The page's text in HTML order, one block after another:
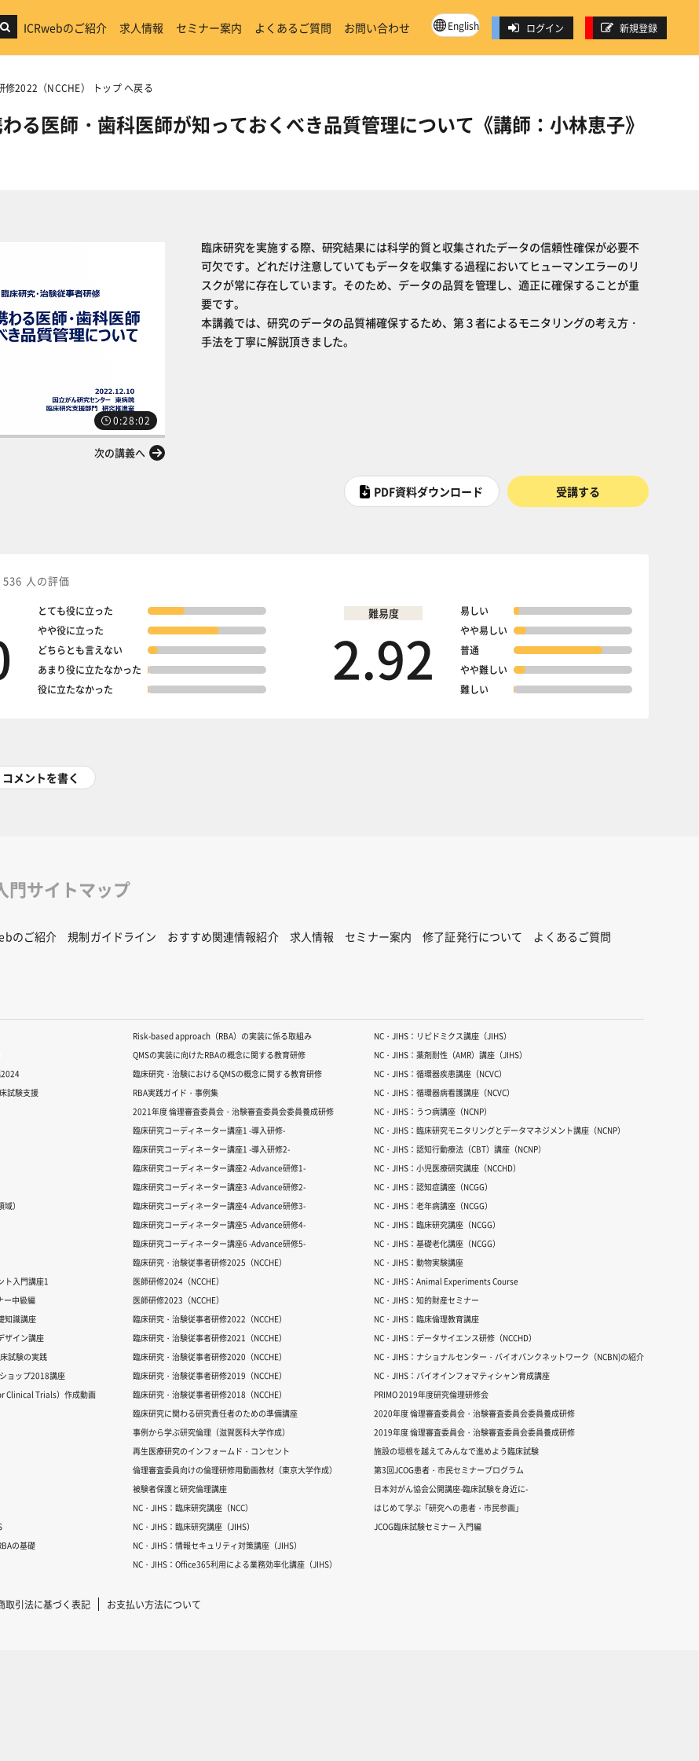
ICRwebのご紹介 求人情報 セミナー案内 よくあるご質問 お問い合わせ English ログイン 新規登録
修2022（NCCHE） トップ へ戻る
る医師・歯科医師が知っておくべき品質管理について《講師：小林恵子》
0:28:02
次の講義へ
臨床研究を実施する際、研究結果には科学的質と収集されたデータの信頼性確保が必要不
可欠です。どれだけ注意していてもデータを収集する過程においてヒューマンエラーのリ
スクが常に存在しています。そのため、データの品質を管理し、適正に確保することが重
要です。
本講義では、研究のデータの品質補確保するため、第３者によるモニタリングの考え方・
手法を丁寧に解説頂きました。
PDF資料ダウンロード 受講する
536 人の評価
とても役に立った
やや役に立った
どちらとも言えない
あまり役に立たなかった
役に立たなかった
難易度
2.92
易しい
やや易しい
普通
やや難しい
難しい
コメントを書く
門サイトマップ
のご紹介 規制ガイドライン おすすめ関連情報紹介 求人情報 セミナー案内 修了証発行について
よくあるご質問
2024
試験支援
）
ト入門講座1
ー中級編
知識講座
ザイン講座
試験の実践
ショップ2018講座
Clinical Trials）作成動画
の基礎
Risk-based approach（RBA）の実装に係る取組み
QMSの実装に向けたRBAの概念に関する教育研修
臨床研究・治験におけるQMSの概念に関する教育研修
RBA実践ガイド・事例集
2021年度 倫理審査委員会・治験審査委員会委員養成研修
臨床研究コーディネーター講座1 -導入研修-
臨床研究コーディネーター講座1 -導入研修2-
臨床研究コーディネーター講座2 -Advance研修1-
臨床研究コーディネーター講座3 -Advance研修2-
臨床研究コーディネーター講座4 -Advance研修3-
臨床研究コーディネーター講座5 -Advance研修4-
臨床研究コーディネーター講座6 -Advance研修5-
臨床研究・治験従事者研修2025（NCCHE）
医師研修2024（NCCHE）
医師研修2023（NCCHE）
臨床研究・治験従事者研修2022（NCCHE）
臨床研究・治験従事者研修2021（NCCHE）
臨床研究・治験従事者研修2020（NCCHE）
臨床研究・治験従事者研修2019（NCCHE）
臨床研究・治験従事者研修2018（NCCHE）
臨床研究に関わる研究責任者のための準備講座
事例から学ぶ研究倫理（滋賀医科大学作成）
再生医療研究のインフォームド・コンセント
倫理審査委員向けの倫理研修用動画教材（東京大学作成）
被験者保護と研究倫理講座
NC・JIHS：臨床研究講座（NCC）
NC・JIHS：臨床研究講座（JIHS）
NC・JIHS：情報セキュリティ対策講座（JIHS）
NC・JIHS：Office365利用による業務効率化講座（JIHS）
NC・JIHS：リピドミクス講座（JIHS）
NC・JIHS：薬剤耐性（AMR）講座（JIHS）
NC・JIHS：循環器疾患講座（NCVC）
NC・JIHS：循環器病看護講座（NCVC）
NC・JIHS：うつ病講座（NCNP）
NC・JIHS：臨床研究モニタリングとデータマネジメント講座（NCNP）
NC・JIHS：認知行動療法（CBT）講座（NCNP）
NC・JIHS：小児医療研究講座（NCCHD）
NC・JIHS：認知症講座（NCGG）
NC・JIHS：老年病講座（NCGG）
NC・JIHS：臨床研究講座（NCGG）
NC・JIHS：基礎老化講座（NCGG）
NC・JIHS：動物実験講座
NC・JIHS：Animal Experiments Course
NC・JIHS：知的財産セミナー
NC・JIHS：臨床倫理教育講座
NC・JIHS：データサイエンス研修（NCCHD）
NC・JIHS：ナショナルセンター・バイオバンクネットワーク（NCBN)の紹介
NC・JIHS：バイオインフォマティシャン育成講座
PRIMO 2019年度研究倫理研修会
2020年度 倫理審査委員会・治験審査委員会委員養成研修
2019年度 倫理審査委員会・治験審査委員会委員養成研修
施設の垣根を越えてみんなで進めよう臨床試験
第3回JCOG患者・市民セミナープログラム
日本対がん協会公開講座-臨床試験を身近に-
はじめて学ぶ「研究への患者・市民参画」
JCOG臨床試験セミナー 入門編
取引法に基づく表記 お支払い方法について